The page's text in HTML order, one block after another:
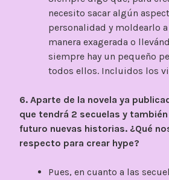
necesito sacar algún
personalidad y moldearlo
manera exagerada o
siempre hay un pequeño
todos ellos. Incluidos los
6. Aparte de la novela ya
que tendrá 2 secuelas y
futuro nuevas historias. ¿Qué
respecto para crear hype?
Pues, en cuanto a las